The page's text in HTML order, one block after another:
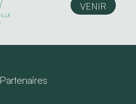
VENIR
Partenaires